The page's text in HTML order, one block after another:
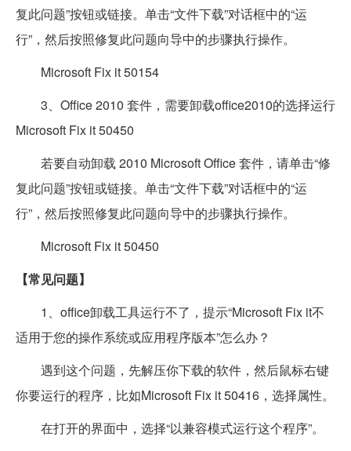
复此问题”按钮或链接。单击“文件下载”对话框中的“运
行”，然后按照修复此问题向导中的步骤执行操作。
Microsoft Fix it 50154
3、Office 2010 套件，需要卸载office2010的选择运行
Microsoft Fix it 50450
若要自动卸载 2010 Microsoft Office 套件，请单击“修
复此问题”按钮或链接。单击“文件下载”对话框中的“运
行”，然后按照修复此问题向导中的步骤执行操作。
Microsoft Fix it 50450
【常见问题】
1、office卸载工具运行不了，提示“Microsoft Fix it不
适用于您的操作系统或应用程序版本”怎么办？
遇到这个问题，先解压你下载的软件，然后鼠标右键
你要运行的程序，比如Microsoft Fix it 50416，选择属性。
在打开的界面中，选择“以兼容模式运行这个程序”。